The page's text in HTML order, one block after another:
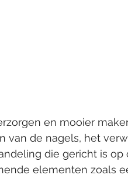
en mooier
van de nagels, het
die gericht is op
elementen zoals